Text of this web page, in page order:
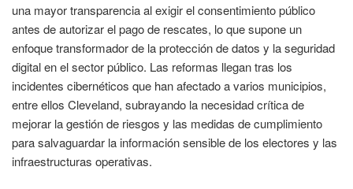
una mayor transparencia al exigir el consentimiento público
antes de autorizar el pago de rescates, lo que supone un
enfoque transformador de la protección de datos y la seguridad
digital en el sector público. Las reformas llegan tras los
incidentes cibernéticos que han afectado a varios municipios,
entre ellos Cleveland, subrayando la necesidad crítica de
mejorar la gestión de riesgos y las medidas de cumplimiento
para salvaguardar la información sensible de los electores y las
infraestructuras operativas.